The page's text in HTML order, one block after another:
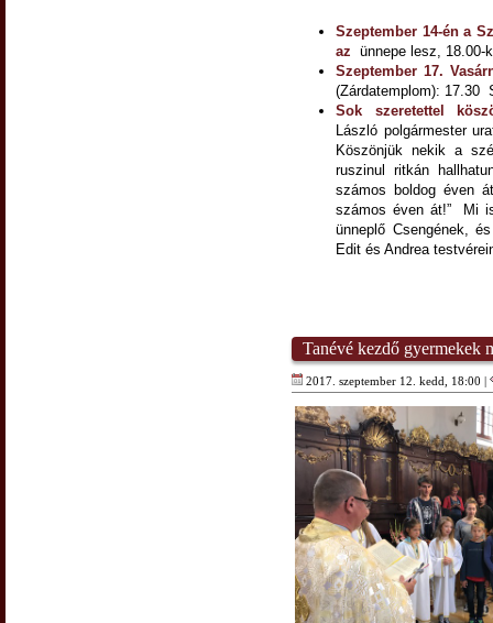
Szeptember 14-én a
az ünnepe lesz, 18.00-
Szeptember 17.
(Zárdatemplom): 17.30
Sok szeretettel
László polgármester
Köszönjük nekik a
ruszinul ritkán
számos boldog éven
számos éven át!” Mi
ünneplő Csengének,
Edit és Andrea
Tanévé kezdő gyermekek
2017. szeptember 12. kedd, 18:00 |